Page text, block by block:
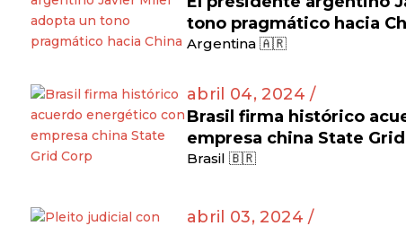
tono pragmático hacia
Argentina 🇦🇷
abril 04, 2024 /
Brasil firma histórico
empresa china State
Brasil 🇧🇷
abril 03, 2024 /